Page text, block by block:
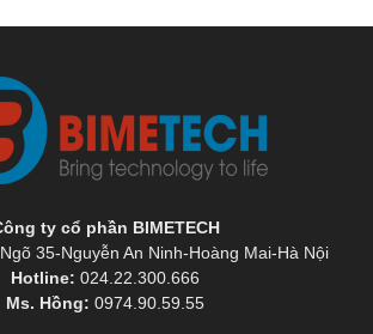
ty cổ phần BIMETECH
35-Nguyễn An Ninh-Hoàng Mai-Hà Nội
Hotline: 024.22.300.666
Ms. Hồng: 0974.90.59.55